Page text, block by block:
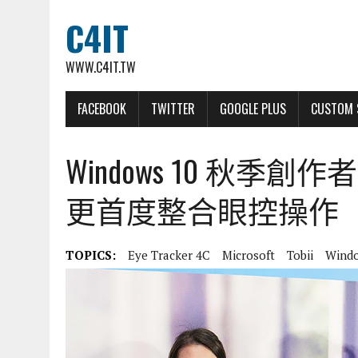
C4IT
WWW.C4IT.TW
FACEBOOK TWITTER GOOGLE PLUS CUSTOM
Windows 10 秋季創作
更首度整合眼控操作
TOPICS: Eye Tracker 4C Microsoft Tobii